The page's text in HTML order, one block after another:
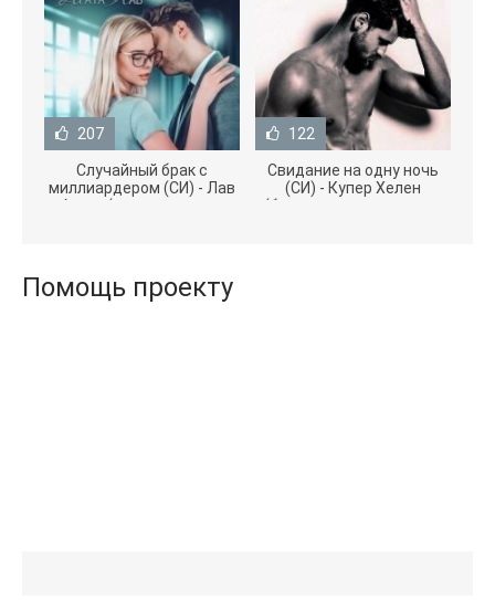
207
Случайный брак с
миллиардером (СИ) - Лав
Агата (полная версия
122
Свидание на одну ночь
(СИ) - Купер Хелен
(бесплатные серии книг
Помощь проекту